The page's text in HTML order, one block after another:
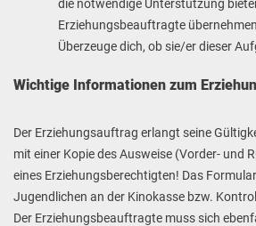
die notwendige Unterstützung
Erziehungsbeauftragte
Überzeuge dich, ob sie/er dieser
Wichtige Informationen zum
Der Erziehungsauftrag erlangt seine
mit einer Kopie des Ausweise (Vorder- und
eines Erziehungsberechtigten! Das
Jugendlichen an der Kinokasse bzw.
Der Erziehungsbeauftragte muss sich